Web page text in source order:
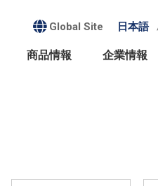
Global Site 日本語
商品情報 企業情報